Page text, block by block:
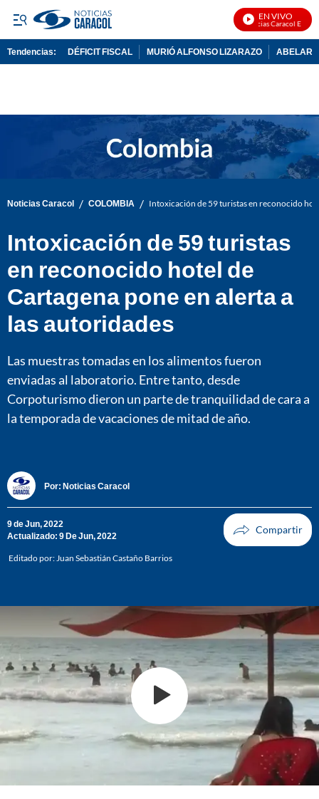
EN VIVO
Noticias Caracol En Vivo
Tendencias: DÉFICIT FISCAL MURIÓ ALFONSO LIZARAZO
Noticias Caracol / COLOMBIA / Intoxicación de 59 turistas en reconocido
Intoxicación de 59 turistas
en reconocido hotel de
Cartagena pone en alerta a
las autoridades
Las muestras tomadas en los alimentos fueron
enviadas al laboratorio. Entre tanto, desde
Corpoturismo dieron un parte de tranquilidad de cara a
la temporada de vacaciones de mitad de año.
Por: Noticias Caracol
9 de Jun, 2022
Actualizado: 9 De Jun, 2022
Editado por:Juan Sebastián Castaño Barrios